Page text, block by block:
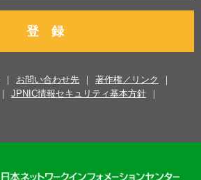
登 録
お問い合わせ先
著作権／リンク
JPNIC情報セキュリティ基本方針